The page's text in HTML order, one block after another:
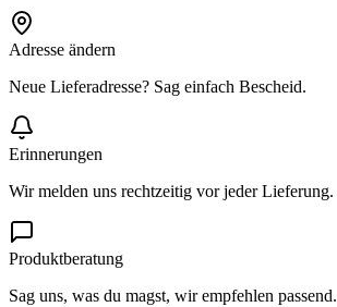
Adresse ändern
Neue Lieferadresse? Sag einfach Bescheid.
Erinnerungen
Wir melden uns rechtzeitig vor jeder Lieferung.
Produktberatung
Sag uns, was du magst, wir empfehlen passend.